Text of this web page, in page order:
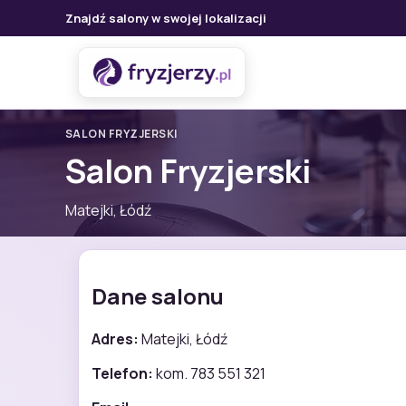
Znajdź salony w swojej lokalizacji
SALON FRYZJERSKI
Salon Fryzjerski
Matejki, Łódź
Dane salonu
Adres: Matejki, Łódź
Telefon: kom. 783 551 321